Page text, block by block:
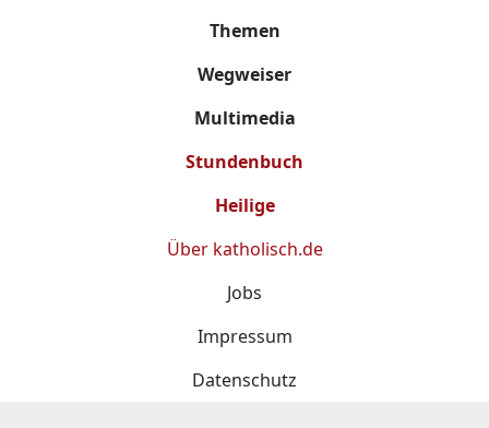
Themen
Wegweiser
Multimedia
Stundenbuch
Heilige
Über katholisch.de
Jobs
Impressum
Datenschutz